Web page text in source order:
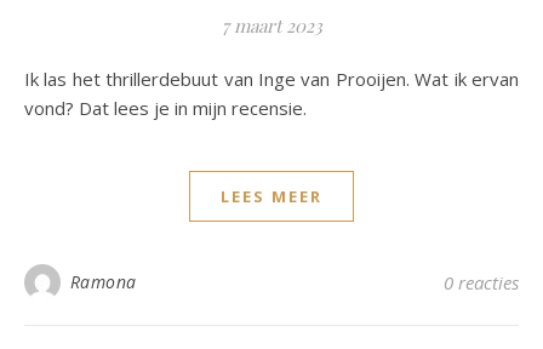
7 maart 2023
Ik las het thrillerdebuut van Inge van Prooijen. Wat ik ervan
vond? Dat lees je in mijn recensie.
LEES MEER
Ramona 0 reacties